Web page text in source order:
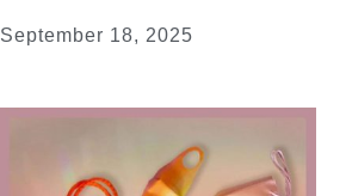
September 18, 2025